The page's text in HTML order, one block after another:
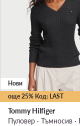
още 25% Код: LAST
Нови
Tommy Hilfiger